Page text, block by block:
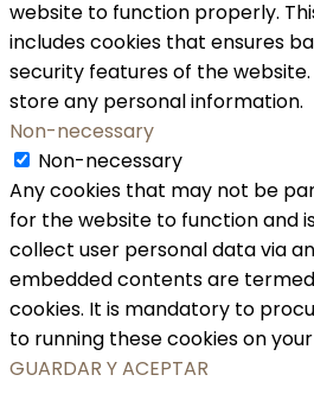
website to function properly.
includes cookies that ensures
security features of the
store any personal information.
Non-necessary
Non-necessary
Any cookies that may not be
for the website to function and
collect user personal data via
embedded contents are
cookies. It is mandatory to
to running these cookies on
GUARDAR Y ACEPTAR